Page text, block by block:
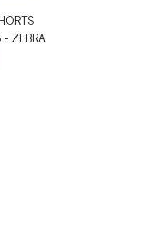
ZEBRA